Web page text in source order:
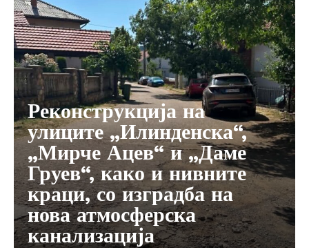
Реконструкција на
улиците „Илинденска“,
„Мирче Ацев“ и „Даме
Груев“, како и нивните
краци, со изградба на
нова атмосферска
канализација